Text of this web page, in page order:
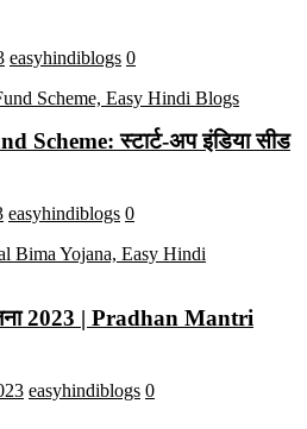
easyhindiblogs 0
Scheme: स्टार्ट-अप इंडिया सीड
easyhindiblogs 0
2023 | Pradhan Mantri
easyhindiblogs 0